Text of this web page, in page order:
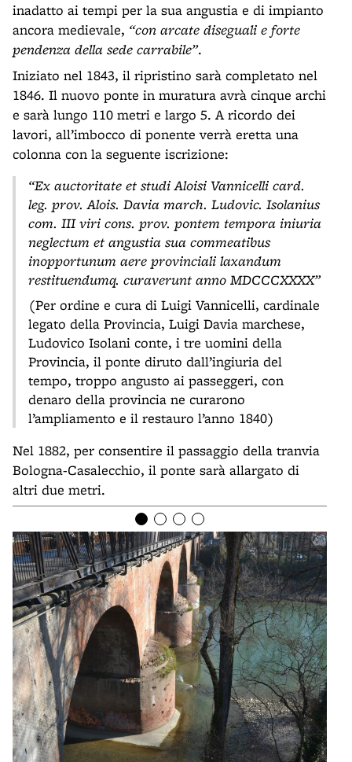
inadatto ai tempi per la sua angustia e di impianto
ancora medievale, “con arcate diseguali e forte
pendenza della sede carrabile”.
Iniziato nel 1843, il ripristino sarà completato nel
1846. Il nuovo ponte in muratura avrà cinque archi
e sarà lungo 110 metri e largo 5. A ricordo dei
lavori, all’imbocco di ponente verrà eretta una
colonna con la seguente iscrizione:
“Ex auctoritate et studi Aloisi Vannicelli card.
leg. prov. Alois. Davia march. Ludovic. Isolanius
com. III viri cons. prov. pontem tempora iniuria
neglectum et angustia sua commeatibus
inopportunum aere provinciali laxandum
restituendumq. curaverunt anno MDCCCXXXX”
(Per ordine e cura di Luigi Vannicelli, cardinale
legato della Provincia, Luigi Davia marchese,
Ludovico Isolani conte, i tre uomini della
Provincia, il ponte diruto dall’ingiuria del
tempo, troppo angusto ai passeggeri, con
denaro della provincia ne curarono
l’ampliamento e il restauro l’anno 1840)
Nel 1882, per consentire il passaggio della tranvia
Bologna-Casalecchio, il ponte sarà allargato di
altri due metri.